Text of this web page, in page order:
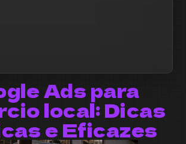
Ads para
local: Dicas
e Eficazes